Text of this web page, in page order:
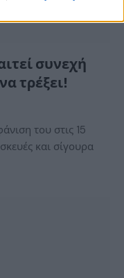
συνεχή
τρέξει!
του στις 15
και σίγουρα